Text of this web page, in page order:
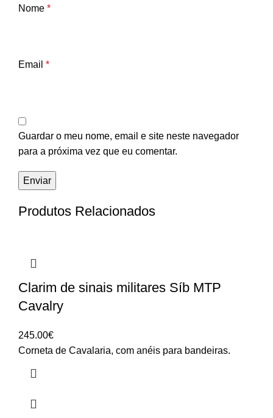
Nome *
Email *
Guardar o meu nome, email e site neste navegador
para a próxima vez que eu comentar.
Produtos Relacionados
Clarim de sinais militares Síb MTP
Cavalry
245.00€
Corneta de Cavalaria, com anéis para bandeiras.